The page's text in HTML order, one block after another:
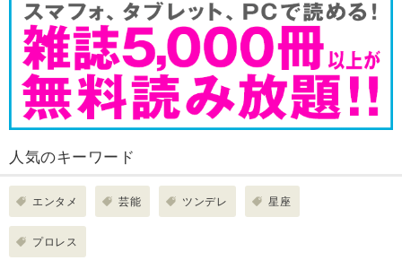
人気のキーワード
エンタメ 芸能 ツンデレ 星座
プロレス